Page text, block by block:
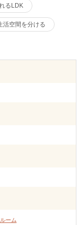
るLDK
活空間を分ける
ーム